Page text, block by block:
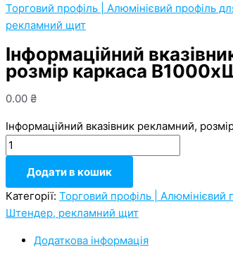
Торговий профіль | Алюмінієвий профіль
рекламний щит
Інформаційний
розмір каркаса
0.00 ₴
Інформаційний вказівник рекламний,
Додати в кошик
Категорії: Торговий профіль | Алюмінієвий
Штендер, рекламний щит
Додаткова інформація